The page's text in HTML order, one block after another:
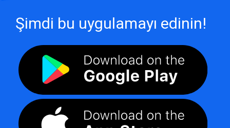
Şimdi bu uygulamayı edinin!